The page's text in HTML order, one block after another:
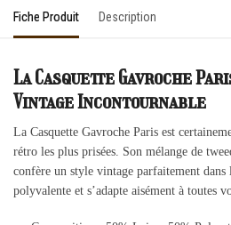
Fiche Produit Description
La Casquette Gavroche
Vintage Incontournable
La Casquette Gavroche Paris est
rétro les plus prisées. Son mélange de
confère un style vintage parfaitement
polyvalente et s’adapte aisément à toutes